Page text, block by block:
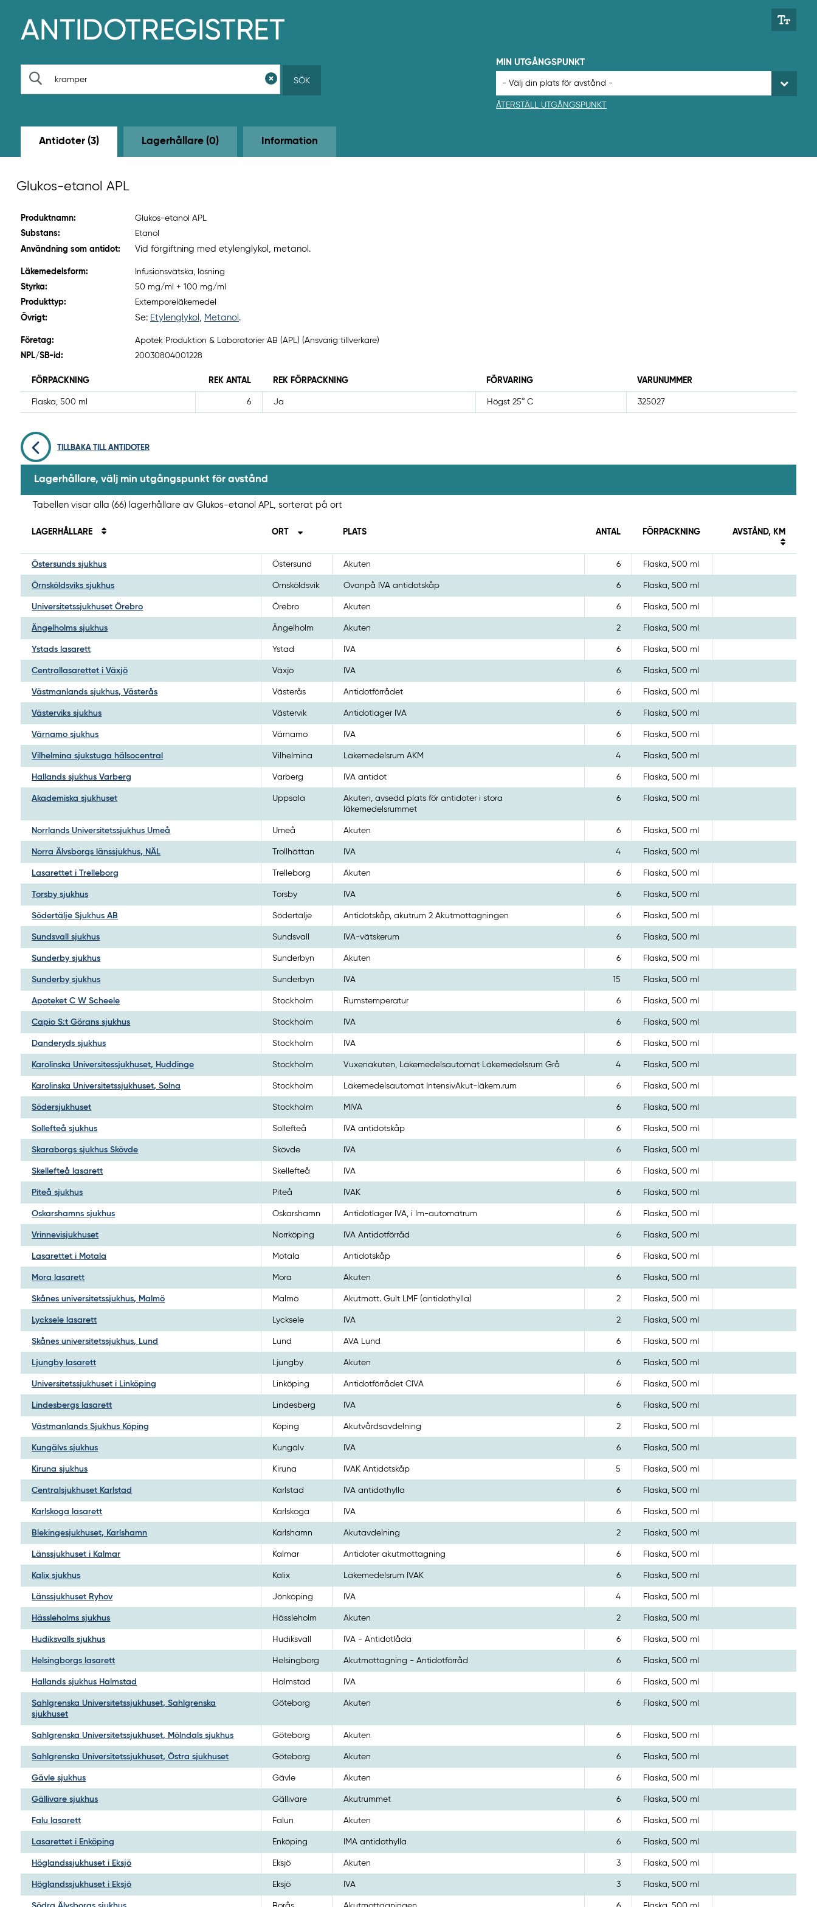
p
d
n
å
l
e
SÖK
MIN UTGÅNGSPUNKT
ÅTERSTÄLL UTGÅNGSPUNKT
Antidoter (3) Lagerhållare (0) Information
Glukos-etanol APL
Produktnamn:
Glukos-etanol APL
Substans:
Etanol
Användning som antidot:
Vid förgiftning med etylenglykol, metanol.
Läkemedelsform:
Infusionsvätska, lösning
Styrka:
50 mg/ml + 100 mg/ml
Produkttyp:
Extemporeläkemedel
Övrigt:
Se: Etylenglykol , Metanol .
Företag:
Apotek Produktion & Laboratorier AB (APL) (Ansvarig tillverkare)
NPL/SB-id:
20030804001228
FÖRPACKNING REK ANTAL REK FÖRPACKNING FÖRVARING VARUNUMMER
Flaska, 500 ml 6 Ja Högst 25° C 325027
TILLBAKA TILL ANTIDOTER
Lagerhållare, välj min utgångspunkt för avstånd
Tabellen visar alla (66) lagerhållare av Glukos-etanol APL, sorterat på ort
LAGERHÅLLARE ORT PLATS ANTAL FÖRPACKNING AVSTÅND, KM
Östersunds sjukhus Östersund Akuten 6 Flaska, 500 ml
Örnsköldsviks sjukhus Örnsköldsvik Ovanpå IVA antidotskåp 6 Flaska, 500 ml
Universitetssjukhuset Örebro Örebro Akuten 6 Flaska, 500 ml
Ängelholms sjukhus Ängelholm Akuten 2 Flaska, 500 ml
Ystads lasarett Ystad IVA 6 Flaska, 500 ml
Centrallasarettet i Växjö Växjö IVA 6 Flaska, 500 ml
Västmanlands sjukhus, Västerås Västerås Antidotförrådet 6 Flaska, 500 ml
Västerviks sjukhus Västervik Antidotlager IVA 6 Flaska, 500 ml
Värnamo sjukhus Värnamo IVA 6 Flaska, 500 ml
Vilhelmina sjukstuga hälsocentral Vilhelmina Läkemedelsrum AKM 4 Flaska, 500 ml
Hallands sjukhus Varberg Varberg IVA antidot 6 Flaska, 500 ml
Akademiska sjukhuset Uppsala
Akuten, avsedd plats för antidoter i stora
läkemedelsrummet
6 Flaska, 500 ml
Norrlands Universitetssjukhus Umeå Umeå Akuten 6 Flaska, 500 ml
Norra Älvsborgs länssjukhus, NÄL Trollhättan IVA 4 Flaska, 500 ml
Lasarettet i Trelleborg Trelleborg Akuten 6 Flaska, 500 ml
Torsby sjukhus Torsby IVA 6 Flaska, 500 ml
Södertälje Sjukhus AB Södertälje Antidotskåp, akutrum 2 Akutmottagningen 6 Flaska, 500 ml
Sundsvall sjukhus Sundsvall IVA-vätskerum 6 Flaska, 500 ml
Sunderby sjukhus Sunderbyn Akuten 6 Flaska, 500 ml
Sunderby sjukhus Sunderbyn IVA 15 Flaska, 500 ml
Apoteket C W Scheele Stockholm Rumstemperatur 6 Flaska, 500 ml
Capio S:t Görans sjukhus Stockholm IVA 6 Flaska, 500 ml
Danderyds sjukhus Stockholm IVA 6 Flaska, 500 ml
Karolinska Universitessjukhuset, Huddinge Stockholm Vuxenakuten, Läkemedelsautomat Läkemedelsrum Grå 4 Flaska, 500 ml
Karolinska Universitetssjukhuset, Solna Stockholm Läkemedelsautomat IntensivAkut-läkem.rum 6 Flaska, 500 ml
Södersjukhuset Stockholm MIVA 6 Flaska, 500 ml
Sollefteå sjukhus Sollefteå IVA antidotskåp 6 Flaska, 500 ml
Skaraborgs sjukhus Skövde Skövde IVA 6 Flaska, 500 ml
Skellefteå lasarett Skellefteå IVA 6 Flaska, 500 ml
Piteå sjukhus Piteå IVAK 6 Flaska, 500 ml
Oskarshamns sjukhus Oskarshamn Antidotlager IVA, i lm-automatrum 6 Flaska, 500 ml
Vrinnevisjukhuset Norrköping IVA Antidotförråd 6 Flaska, 500 ml
Lasarettet i Motala Motala Antidotskåp 6 Flaska, 500 ml
Mora lasarett Mora Akuten 6 Flaska, 500 ml
Skånes universitetssjukhus, Malmö Malmö Akutmott. Gult LMF (antidothylla) 2 Flaska, 500 ml
Lycksele lasarett Lycksele IVA 2 Flaska, 500 ml
Skånes universitetssjukhus, Lund Lund AVA Lund 6 Flaska, 500 ml
Ljungby lasarett Ljungby Akuten 6 Flaska, 500 ml
Universitetssjukhuset i Linköping Linköping Antidotförrådet CIVA 6 Flaska, 500 ml
Lindesbergs lasarett Lindesberg IVA 6 Flaska, 500 ml
Västmanlands Sjukhus Köping Köping Akutvårdsavdelning 2 Flaska, 500 ml
Kungälvs sjukhus Kungälv IVA 6 Flaska, 500 ml
Kiruna sjukhus Kiruna IVAK Antidotskåp 5 Flaska, 500 ml
Centralsjukhuset Karlstad Karlstad IVA antidothylla 6 Flaska, 500 ml
Karlskoga lasarett Karlskoga IVA 6 Flaska, 500 ml
Blekingesjukhuset, Karlshamn Karlshamn Akutavdelning 2 Flaska, 500 ml
Länssjukhuset i Kalmar Kalmar Antidoter akutmottagning 6 Flaska, 500 ml
Kalix sjukhus Kalix Läkemedelsrum IVAK 6 Flaska, 500 ml
Länssjukhuset Ryhov Jönköping IVA 4 Flaska, 500 ml
Hässleholms sjukhus Hässleholm Akuten 2 Flaska, 500 ml
Hudiksvalls sjukhus Hudiksvall IVA - Antidotlåda 6 Flaska, 500 ml
Helsingborgs lasarett Helsingborg Akutmottagning - Antidotförråd 6 Flaska, 500 ml
Hallands sjukhus Halmstad Halmstad IVA 6 Flaska, 500 ml
Sahlgrenska Universitetssjukhuset, Sahlgrenska
sjukhuset
Göteborg Akuten 6 Flaska, 500 ml
Sahlgrenska Universitetssjukhuset, Mölndals sjukhus Göteborg Akuten 6 Flaska, 500 ml
Sahlgrenska Universitetssjukhuset, Östra sjukhuset Göteborg Akuten 6 Flaska, 500 ml
Gävle sjukhus Gävle Akuten 6 Flaska, 500 ml
Gällivare sjukhus Gällivare Akutrummet 6 Flaska, 500 ml
Falu lasarett Falun Akuten 6 Flaska, 500 ml
Lasarettet i Enköping Enköping IMA antidothylla 6 Flaska, 500 ml
Höglandssjukhuset i Eksjö Eksjö Akuten 3 Flaska, 500 ml
Höglandssjukhuset i Eksjö Eksjö IVA 3 Flaska, 500 ml